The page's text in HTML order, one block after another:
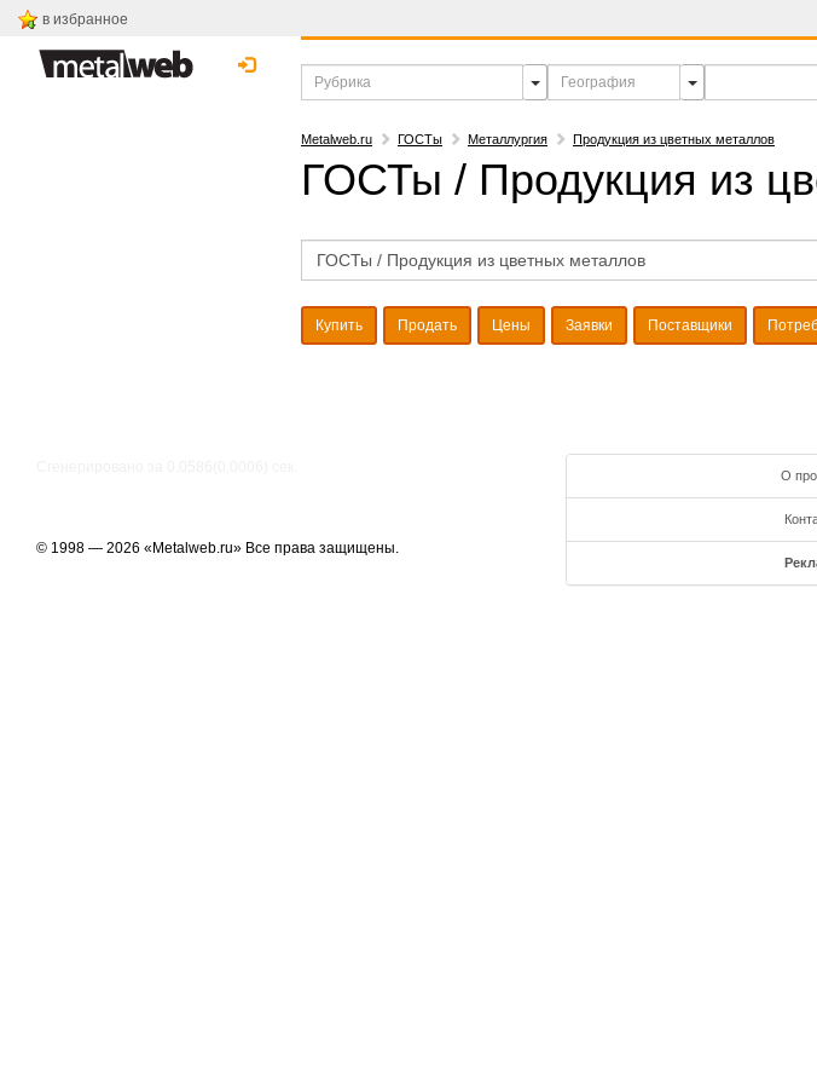
в избранное
Metalweb.ru ГОСТы Металлургия Продукция из цветных металлов
ГОСТы / Продукция из
Купить Продать Цены Заявки Поставщики
© 1998 — 2026 «Metalweb.ru» Все права защищены.
О